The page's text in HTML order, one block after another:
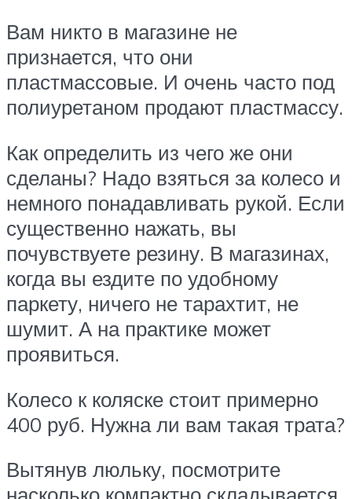
Вам никто в магазине не
признается, что они
пластмассовые. И очень часто под
полиуретаном продают пластмассу.
Как определить из чего же они
сделаны? Надо взяться за колесо и
немного понадавливать рукой. Если
существенно нажать, вы
почувствуете резину. В магазинах,
когда вы ездите по удобному
паркету, ничего не тарахтит, не
шумит. А на практике может
проявиться.
Колесо к коляске стоит примерно
400 руб. Нужна ли вам такая трата?
Вытянув люльку, посмотрите